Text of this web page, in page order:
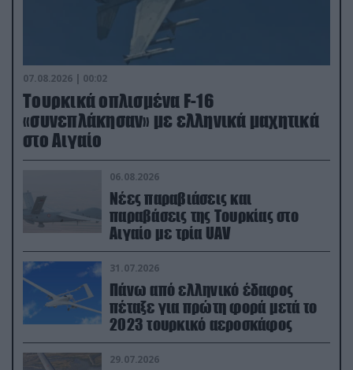
07.08.2026 | 00:02
Τουρκικά οπλισμένα F-16
«συνεπλάκησαν» με ελληνικά μαχητικά
στο Αιγαίο
06.08.2026
Νέες παραβιάσεις και
παραβάσεις της Τουρκίας στο
Αιγαίο με τρία UAV
31.07.2026
Πάνω από ελληνικό έδαφος
πέταξε για πρώτη φορά μετά το
2023 τουρκικό αεροσκάφος
29.07.2026